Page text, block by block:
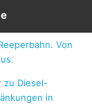
Von
zu Diesel-
in